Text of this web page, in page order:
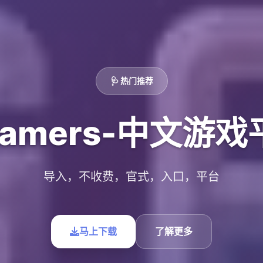
🩺 热门推荐
中文游戏
导入，不收费，官式，入口，平台
马上下载 了解更多